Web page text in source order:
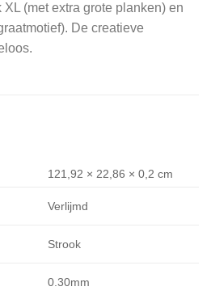
(met extra grote planken) en
De creatieve
121,92 × 22,86 × 0,2 cm
Verlijmd
Strook
0.30mm